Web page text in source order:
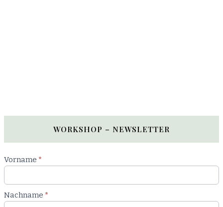
WORKSHOP – NEWSLETTER
Newsletter
Workshop
Vorname *
Nachname *